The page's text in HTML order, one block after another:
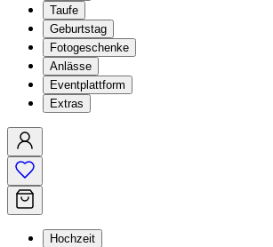
Taufe
Geburtstag
Fotogeschenke
Anlässe
Eventplattform
Extras
Hochzeit